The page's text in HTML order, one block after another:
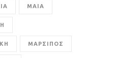
ΜΑΙΑ
ΜΑΡΣΙΠΟΣ